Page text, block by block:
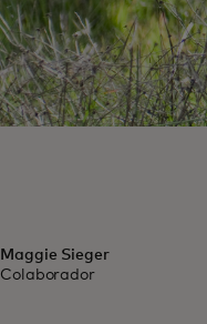
Maggie Sieger
Colaborador